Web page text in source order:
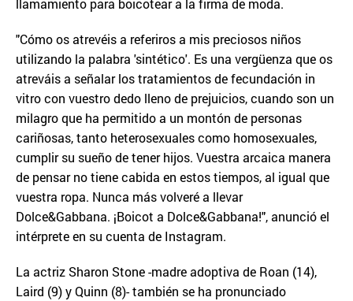
llamamiento para boicotear a la firma de moda.
"Cómo os atrevéis a referiros a mis preciosos niños
utilizando la palabra 'sintético'. Es una vergüenza que os
atreváis a señalar los tratamientos de fecundación in
vitro con vuestro dedo lleno de prejuicios, cuando son un
milagro que ha permitido a un montón de personas
cariñosas, tanto heterosexuales como homosexuales,
cumplir su sueño de tener hijos. Vuestra arcaica manera
de pensar no tiene cabida en estos tiempos, al igual que
vuestra ropa. Nunca más volveré a llevar
Dolce&Gabbana. ¡Boicot a Dolce&Gabbana!", anunció el
intérprete en su cuenta de Instagram.
La actriz Sharon Stone -madre adoptiva de Roan (14),
Laird (9) y Quinn (8)- también se ha pronunciado